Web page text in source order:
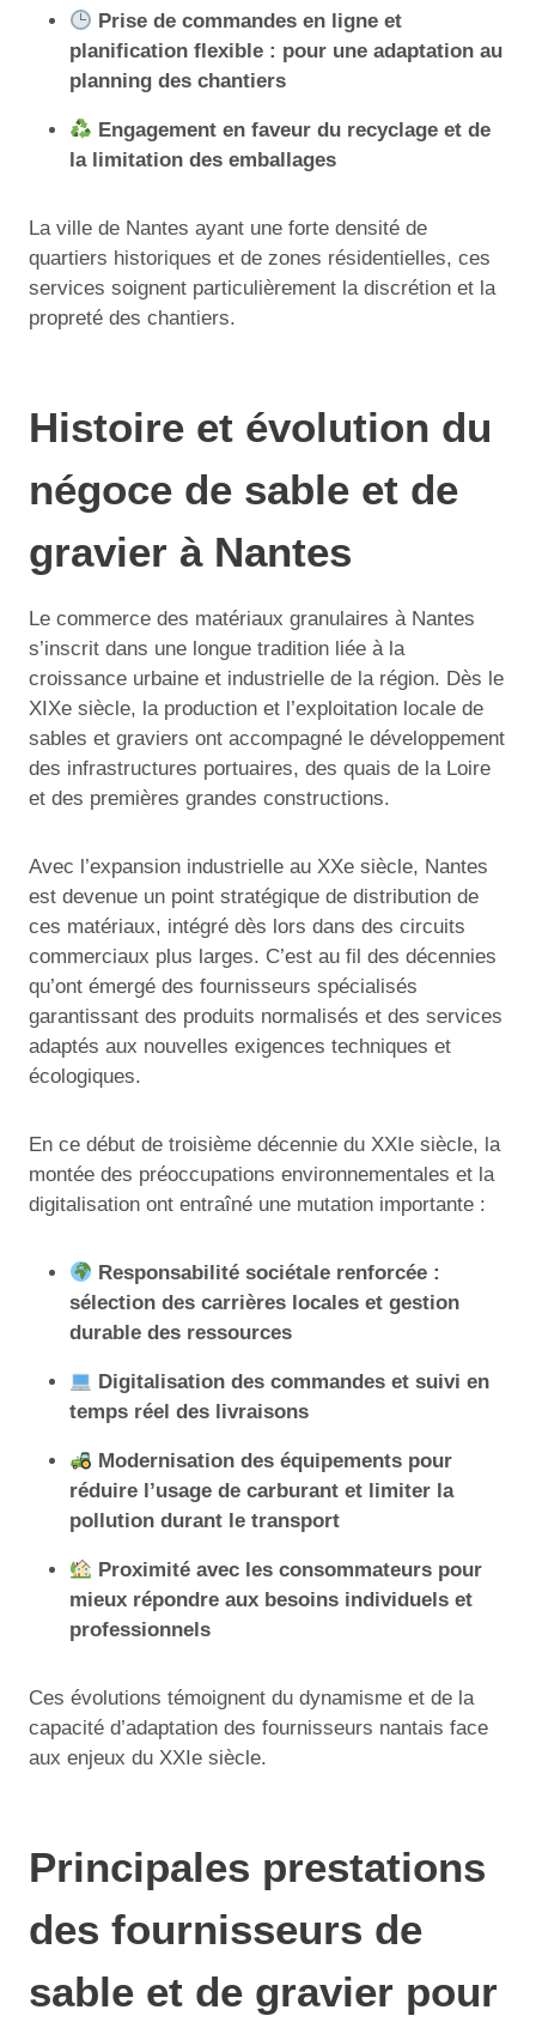
Prise de commandes en ligne et
planification flexible : pour une adaptation au
planning des chantiers
Engagement en faveur du recyclage et de
la limitation des emballages
La ville de Nantes ayant une forte densité de
quartiers historiques et de zones résidentielles, ces
services soignent particulièrement la discrétion et la
propreté des chantiers.
Histoire et évolution du
négoce de sable et de
gravier à Nantes
Le commerce des matériaux granulaires à Nantes
s’inscrit dans une longue tradition liée à la
croissance urbaine et industrielle de la région. Dès le
XIXe siècle, la production et l’exploitation locale de
sables et graviers ont accompagné le développement
des infrastructures portuaires, des quais de la Loire
et des premières grandes constructions.
Avec l’expansion industrielle au XXe siècle, Nantes
est devenue un point stratégique de distribution de
ces matériaux, intégré dès lors dans des circuits
commerciaux plus larges. C’est au fil des décennies
qu’ont émergé des fournisseurs spécialisés
garantissant des produits normalisés et des services
adaptés aux nouvelles exigences techniques et
écologiques.
En ce début de troisième décennie du XXIe siècle, la
montée des préoccupations environnementales et la
digitalisation ont entraîné une mutation importante :
Responsabilité sociétale renforcée :
sélection des carrières locales et gestion
durable des ressources
Digitalisation des commandes et suivi en
temps réel des livraisons
Modernisation des équipements pour
réduire l’usage de carburant et limiter la
pollution durant le transport
Proximité avec les consommateurs pour
mieux répondre aux besoins individuels et
professionnels
Ces évolutions témoignent du dynamisme et de la
capacité d’adaptation des fournisseurs nantais face
aux enjeux du XXIe siècle.
Principales prestations
des fournisseurs de
sable et de gravier pour